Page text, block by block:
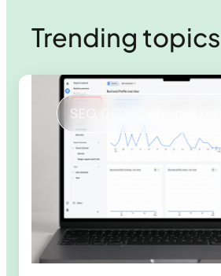
Trending topics
SEO,